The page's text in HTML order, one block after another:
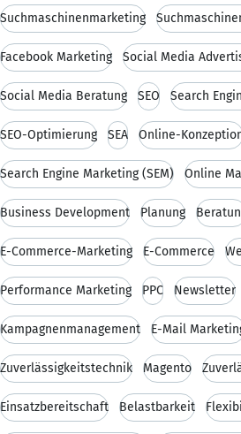
Suchmaschinenmarketing
Facebook Marketing Social Media
Social Media Beratung SEO Search
SEO-Optimierung SEA Online-
Search Engine Marketing (SEM) Online
Business Development Planung
E-Commerce-Marketing E-Commerce
Performance Marketing PPC Newsletter
Kampagnenmanagement E-Mail
Zuverlässigkeitstechnik Magento
Einsatzbereitschaft Belastbarkeit